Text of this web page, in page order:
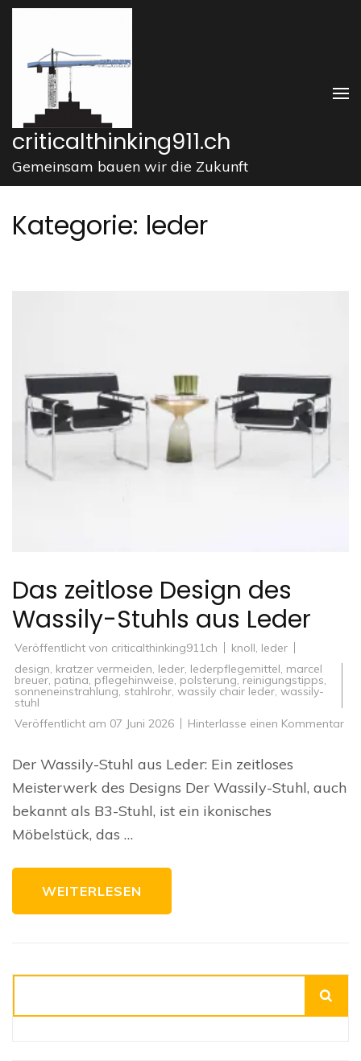
Zum
springen
drücken)
criticalthinking911.ch
Gemeinsam bauen wir die Zukunft
Kategorie: leder
Das zeitlose Design des
Wassily-Stuhls aus Leder
Veröffentlicht von criticalthinking911ch knoll, leder
design, kratzer vermeiden, leder, lederpflegemittel, marcel
breuer, patina, pflegehinweise, polsterung,reinigungstipps,
sonneneinstrahlung, stahlrohr, wassily chair leder, wassily-
stuhl
Veröffentlicht am 07 Juni 2026 Hinterlasse einen Kommentarzu
Der Wassily-Stuhl aus Leder: Ein zeitloses
Meisterwerk des Designs Der Wassily-Stuhl, auch
bekannt als B3-Stuhl, ist ein ikonisches
Möbelstück, das …
WEITERLESEN